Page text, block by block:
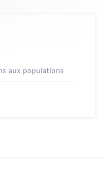
aux populations